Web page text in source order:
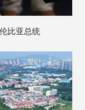
比亚总统